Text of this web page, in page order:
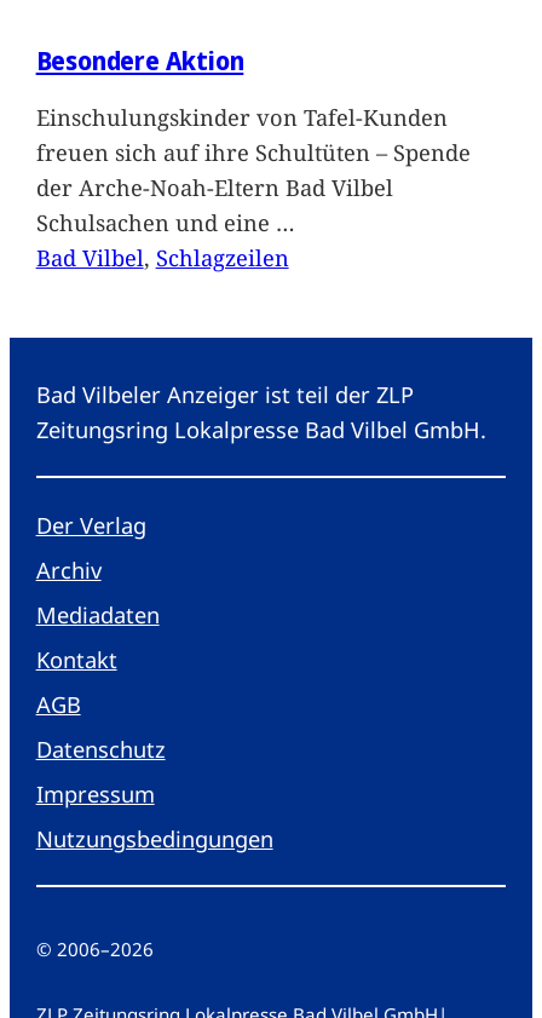
Besondere Aktion
Einschulungskinder von Tafel-Kunden
freuen sich auf ihre Schultüten – Spende
der Arche-Noah-Eltern Bad Vilbel
Schulsachen und eine …
Bad Vilbel, Schlagzeilen
Bad Vilbeler Anzeiger ist teil der ZLP
Zeitungsring Lokalpresse Bad Vilbel GmbH.
Der Verlag
Archiv
Mediadaten
Kontakt
AGB
Datenschutz
Impressum
Nutzungsbedingungen
© 2006–2026